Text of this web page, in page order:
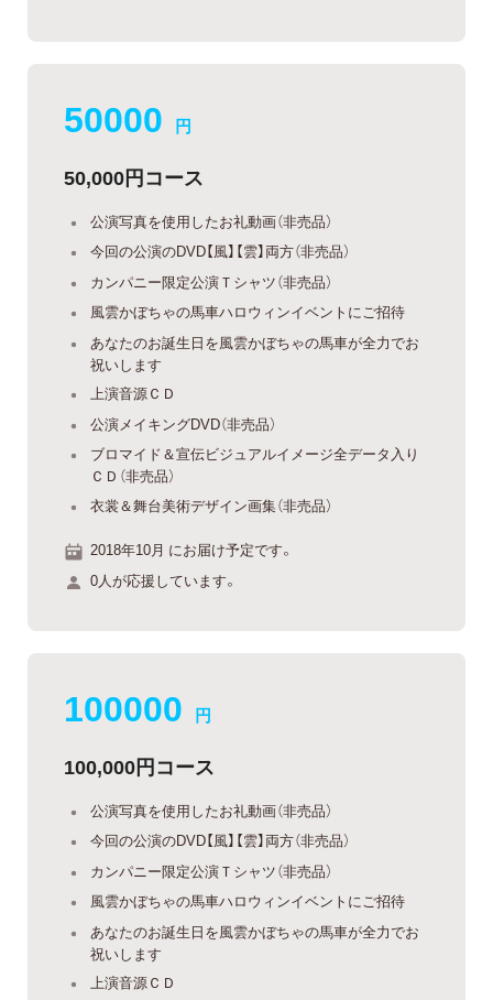
50000 円
50,000円コース
公演写真を使用したお礼動画（非売品）
今回の公演のDVD【風】【雲】両方（非売品）
カンパニー限定公演Ｔシャツ（非売品）
風雲かぼちゃの馬車ハロウィンイベントにご招待
あなたのお誕生日を風雲かぼちゃの馬車が全力でお
祝いします
上演音源ＣＤ
公演メイキングDVD（非売品）
ブロマイド＆宣伝ビジュアルイメージ全データ入り
ＣＤ（非売品）
衣裳＆舞台美術デザイン画集（非売品）
2018年10月 にお届け予定です。
0人が応援しています。
100000 円
100,000円コース
公演写真を使用したお礼動画（非売品）
今回の公演のDVD【風】【雲】両方（非売品）
カンパニー限定公演Ｔシャツ（非売品）
風雲かぼちゃの馬車ハロウィンイベントにご招待
あなたのお誕生日を風雲かぼちゃの馬車が全力でお
祝いします
上演音源ＣＤ